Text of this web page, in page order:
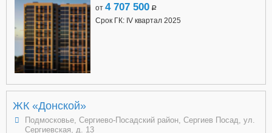
от 4 707 500 a
Срок ГК: IV квартал 2025
ЖК «Донской»
Подмосковье, Сергиево-Посадский район, Сергиев Посад, ул.
Сергиевская, д. 13